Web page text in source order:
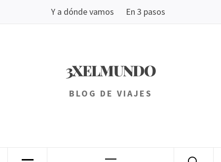
Y a dónde vamos En 3 pasos
3XELMUNDO
BLOG DE VIAJES